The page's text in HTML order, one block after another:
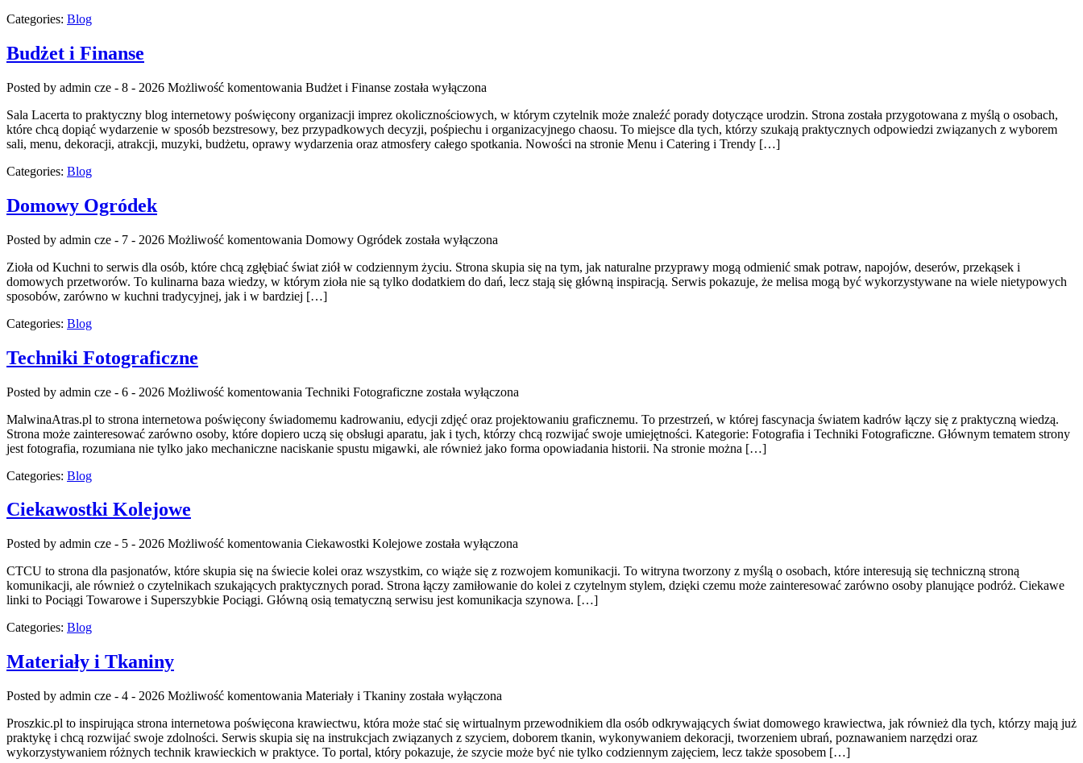
Categories: Blog
Budżet i Finanse
Posted by admin cze - 8 - 2026 Możliwość komentowania Budżet i Finanse została wyłączona
Sala Lacerta to praktyczny blog internetowy poświęcony organizacji imprez okolicznościowych, w którym czytelnik może znaleźć porady dotyczące urodzin. Strona została przygotowana z myślą o osobach,
które chcą dopiąć wydarzenie w sposób bezstresowy, bez przypadkowych decyzji, pośpiechu i organizacyjnego chaosu. To miejsce dla tych, którzy szukają praktycznych odpowiedzi związanych z wyborem
sali, menu, dekoracji, atrakcji, muzyki, budżetu, oprawy wydarzenia oraz atmosfery całego spotkania. Nowości na stronie Menu i Catering i Trendy […]
Categories: Blog
Domowy Ogródek
Posted by admin cze - 7 - 2026 Możliwość komentowania Domowy Ogródek została wyłączona
Zioła od Kuchni to serwis dla osób, które chcą zgłębiać świat ziół w codziennym życiu. Strona skupia się na tym, jak naturalne przyprawy mogą odmienić smak potraw, napojów, deserów, przekąsek i
domowych przetworów. To kulinarna baza wiedzy, w którym zioła nie są tylko dodatkiem do dań, lecz stają się główną inspiracją. Serwis pokazuje, że melisa mogą być wykorzystywane na wiele nietypowych
sposobów, zarówno w kuchni tradycyjnej, jak i w bardziej […]
Categories: Blog
Techniki Fotograficzne
Posted by admin cze - 6 - 2026 Możliwość komentowania Techniki Fotograficzne została wyłączona
MalwinaAtras.pl to strona internetowa poświęcony świadomemu kadrowaniu, edycji zdjęć oraz projektowaniu graficznemu. To przestrzeń, w której fascynacja światem kadrów łączy się z praktyczną wiedzą.
Strona może zainteresować zarówno osoby, które dopiero uczą się obsługi aparatu, jak i tych, którzy chcą rozwijać swoje umiejętności. Kategorie: Fotografia i Techniki Fotograficzne. Głównym tematem strony
jest fotografia, rozumiana nie tylko jako mechaniczne naciskanie spustu migawki, ale również jako forma opowiadania historii. Na stronie można […]
Categories: Blog
Ciekawostki Kolejowe
Posted by admin cze - 5 - 2026 Możliwość komentowania Ciekawostki Kolejowe została wyłączona
CTCU to strona dla pasjonatów, które skupia się na świecie kolei oraz wszystkim, co wiąże się z rozwojem komunikacji. To witryna tworzony z myślą o osobach, które interesują się techniczną stroną
komunikacji, ale również o czytelnikach szukających praktycznych porad. Strona łączy zamiłowanie do kolei z czytelnym stylem, dzięki czemu może zainteresować zarówno osoby planujące podróż. Ciekawe
linki to Pociągi Towarowe i Superszybkie Pociągi. Główną osią tematyczną serwisu jest komunikacja szynowa. […]
Categories: Blog
Materiały i Tkaniny
Posted by admin cze - 4 - 2026 Możliwość komentowania Materiały i Tkaniny została wyłączona
Proszkic.pl to inspirująca strona internetowa poświęcona krawiectwu, która może stać się wirtualnym przewodnikiem dla osób odkrywających świat domowego krawiectwa, jak również dla tych, którzy mają już
praktykę i chcą rozwijać swoje zdolności. Serwis skupia się na instrukcjach związanych z szyciem, doborem tkanin, wykonywaniem dekoracji, tworzeniem ubrań, poznawaniem narzędzi oraz
wykorzystywaniem różnych technik krawieckich w praktyce. To portal, który pokazuje, że szycie może być nie tylko codziennym zajęciem, lecz także sposobem […]